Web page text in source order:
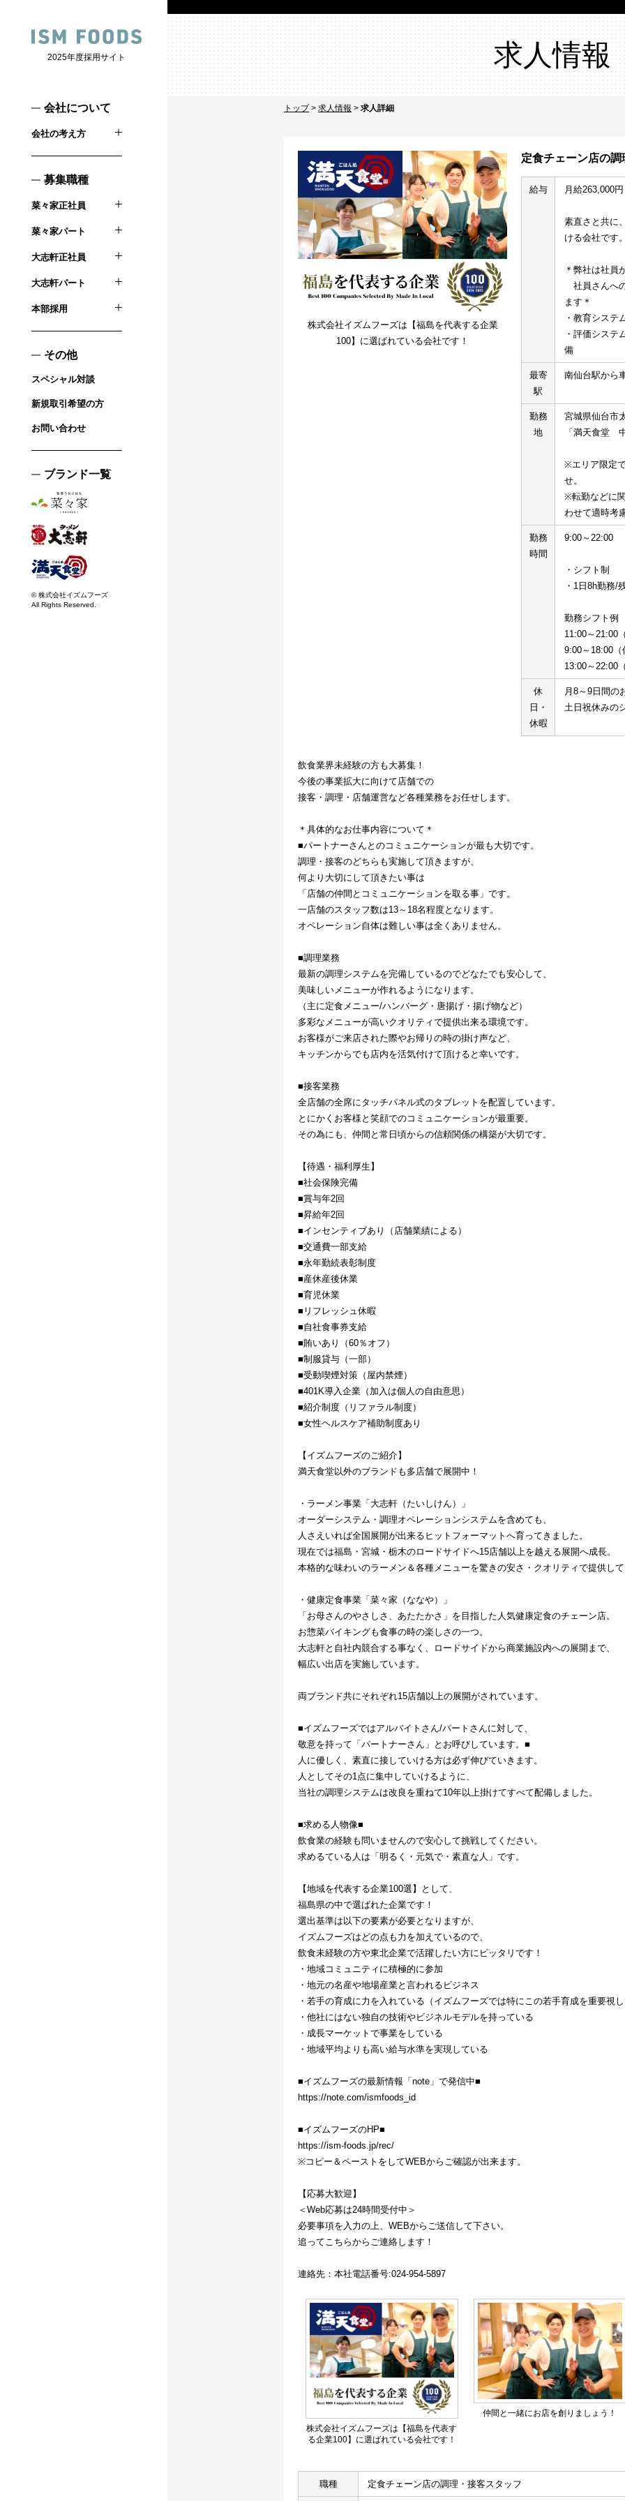
2025年度採用サイト
会社について
会社の考え方
募集職種
菜々家正社員
菜々家パート
大志軒正社員
大志軒パート
本部採用
その他
スペシャル対談
新規取引希望の方
お問い合わせ
ブランド一覧
© 株式会社イズムフーズ
All Rights Reserved.
求人情報
トップ> 求人情報 > 求人詳細
株式会社イズムフーズは【福島を代表する企業
100】に選ばれている会社です！
定食チェーン店の
給与 月給263,000
素直さと共に
ける会社です
＊弊社は社員
社員さんへ
ます＊
・教育システ
・評価システ
備
最寄
駅
南仙台駅から
勤務
地
宮城県仙台市
「満天食堂　
※エリア限定
せ。
※転勤などに
わせて適時考
勤務
時間
9:00～22:00
・シフト制
・1日8h勤務/
勤務シフト例
11:00～21:00
9:00～18:00（
13:00～22:00
休
日・
休暇
月8～9日間の
土日祝休みの
飲食業界未経験の方も大募集！
今後の事業拡大に向けて店舗での
接客・調理・店舗運営など各種業務をお任せします。
＊具体的なお仕事内容について＊
■パートナーさんとのコミュニケーションが最も大切です。
調理・接客のどちらも実施して頂きますが、
何より大切にして頂きたい事は
「店舗の仲間とコミュニケーションを取る事」です。
一店舗のスタッフ数は13～18名程度となります。
オペレーション自体は難しい事は全くありません。
■調理業務
最新の調理システムを完備しているのでどなたでも安心して、
美味しいメニューが作れるようになります。
（主に定食メニュー/ハンバーグ・唐揚げ・揚げ物など）
多彩なメニューが高いクオリティで提供出来る環境です。
お客様がご来店された際やお帰りの時の掛け声など、
キッチンからでも店内を活気付けて頂けると幸いです。
■接客業務
全店舗の全席にタッチパネル式のタブレットを配置しています。
とにかくお客様と笑顔でのコミュニケーションが最重要。
その為にも、仲間と常日頃からの信頼関係の構築が大切です。
【待遇・福利厚生】
■社会保険完備
■賞与年2回
■昇給年2回
■インセンティブあり（店舗業績による）
■交通費一部支給
■永年勤続表彰制度
■産休産後休業
■育児休業
■リフレッシュ休暇
■自社食事券支給
■賄いあり（60％オフ）
■制服貸与（一部）
■受動喫煙対策（屋内禁煙）
■401K導入企業（加入は個人の自由意思）
■紹介制度（リファラル制度）
■女性ヘルスケア補助制度あり
【イズムフーズのご紹介】
満天食堂以外のブランドも多店舗で展開中！
・ラーメン事業「大志軒（たいしけん）」
オーダーシステム・調理オペレーションシステムを含めても、
人さえいれば全国展開が出来るヒットフォーマットへ育ってきました。
現在では福島・宮城・栃木のロードサイドへ15店舗以上を越える展開へ成長。
本格的な味わいのラーメン＆各種メニューを驚きの安さ・クオリティで提供し
・健康定食事業「菜々家（ななや）」
「お母さんのやさしさ、あたたかさ」を目指した人気健康定食のチェーン店。
お惣菜バイキングも食事の時の楽しさの一つ。
大志軒と自社内競合する事なく、ロードサイドから商業施設内への展開まで、
幅広い出店を実施しています。
両ブランド共にそれぞれ15店舗以上の展開がされています。
■イズムフーズではアルバイトさん/パートさんに対して、
敬意を持って「パートナーさん」とお呼びしています。■
人に優しく、素直に接していける方は必ず伸びていきます。
人としてその1点に集中していけるように、
当社の調理システムは改良を重ねて10年以上掛けてすべて配備しました。
■求める人物像■
飲食業の経験も問いませんので安心して挑戦してください。
求めるている人は「明るく・元気で・素直な人」です。
【地域を代表する企業100選】として、
福島県の中で選ばれた企業です！
選出基準は以下の要素が必要となりますが、
イズムフーズはどの点も力を加えているので、
飲食未経験の方や東北企業で活躍したい方にピッタリです！
・地域コミュニティに積極的に参加
・地元の名産や地場産業と言われるビジネス
・若手の育成に力を入れている（イズムフーズでは特にこの若手育成を重要視
・他社にはない独自の技術やビジネルモデルを持っている
・成長マーケットで事業をしている
・地域平均よりも高い給与水準を実現している
■イズムフーズの最新情報「note」で発信中■
https://note.com/ismfoods_id
■イズムフーズのHP■
https://ism-foods.jp/rec/
※コピー＆ペーストをしてWEBからご確認が出来ます。
【応募大歓迎】
＜Web応募は24時間受付中＞
必要事項を入力の上、WEBからご送信して下さい。
追ってこちらからご連絡します！
連絡先：本社電話番号:024-954-5897
株式会社イズムフーズは【福島を代表す
る企業100】に選ばれている会社です！
仲間と一緒にお店を創りましょう！
職種 定食チェーン店の調理・接客スタッフ